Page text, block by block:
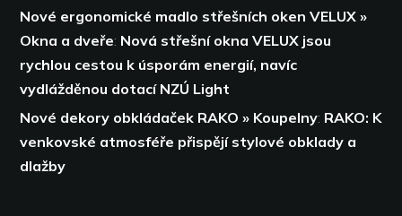
Nové ergonomické madlo střešních oken VELUX »
Okna a dveře: Nová střešní okna VELUX jsou
rychlou cestou k úsporám energií, navíc
vydlážděnou dotací NZÚ Light
Nové dekory obkládaček RAKO » Koupelny: RAKO: K
venkovské atmosféře přispějí stylové obklady a
dlažby